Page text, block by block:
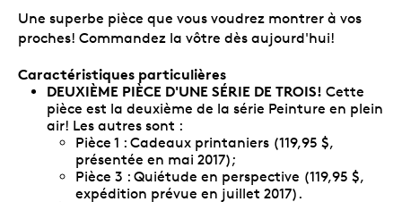
Une superbe pièce que vous voudrez montrer à vos
proches! Commandez la vôtre dès aujourd'hui!
Caractéristiques particulières
DEUXIÈME PIÈCE D'UNE SÉRIE DE TROIS! Cette
pièce est la deuxième de la série Peinture en plein
air! Les autres sont :
Pièce 1 : Cadeaux printaniers (119,95 $,
présentée en mai 2017);
Pièce 3 : Quiétude en perspective (119,95 $,
expédition prévue en juillet 2017).